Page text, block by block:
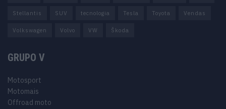
Stellantis SUV tecnologia Tesla Toyota Vendas
Volkswagen Volvo VW Škoda
GRUPO V
Motosport
Motomais
Offroad moto